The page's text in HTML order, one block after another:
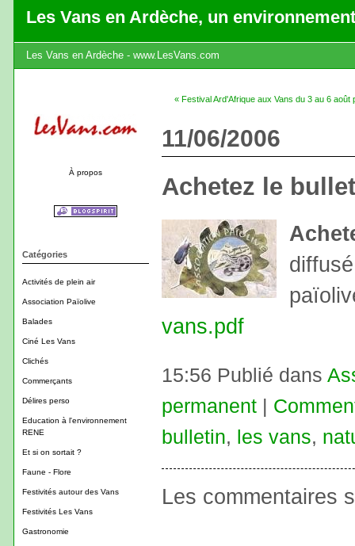
Les Vans en Ardèche, un
Les Vans en Ardèche - www.LesVans.com
À propos
Catégories
Activités de plein air
Association Païolive
Balades
Ciné Les Vans
Clichés
Commerçants
Délires perso
Education à l'environnement
RENE
Et si on sortait ?
Faune - Flore
Festivités autour des Vans
Festivités Les Vans
Gastronomie
« Festival Ard'Afrique aux Vans du 3 au 6 août
11/06/2006
Achetez le
vans.pdf
15:56 Publié dans
permanent
bulletin, les vans,
Les commentaires